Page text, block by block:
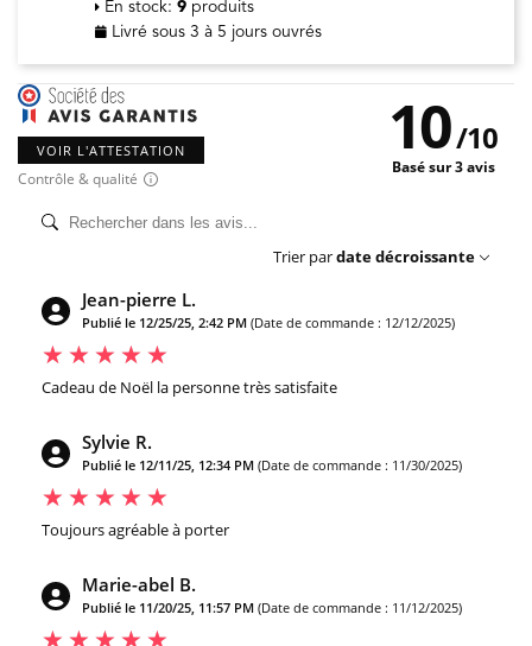
En stock: 9 produits
Livré sous 3 à 5 jours ouvrés
VOIR L'ATTESTATION
Contrôle & qualité
10/10
Basé sur 3 avis
Trier pardate décroissante
Jean-pierre L.
Publié le 12/25/25, 2:42 PM (Date de commande : 12/12/2025)
Cadeau de Noël la personne très satisfaite
Sylvie R.
Publié le 12/11/25, 12:34 PM (Date de commande : 11/30/2025)
Toujours agréable à porter
Marie-abel B.
Publié le 11/20/25, 11:57 PM (Date de commande : 11/12/2025)